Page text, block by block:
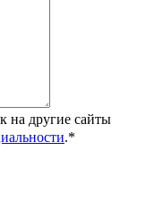
на другие сайты
.*